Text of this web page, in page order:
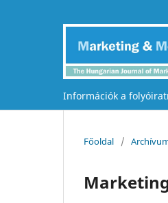
Információk a
Főoldal /